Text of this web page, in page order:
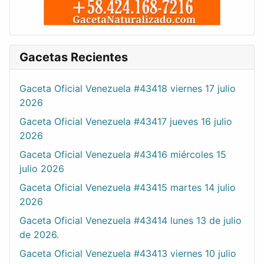
Gacetas Recientes
Gaceta Oficial Venezuela #43418 viernes 17 julio
2026
Gaceta Oficial Venezuela #43417 jueves 16 julio
2026
Gaceta Oficial Venezuela #43416 miércoles 15
julio 2026
Gaceta Oficial Venezuela #43415 martes 14 julio
2026
Gaceta Oficial Venezuela #43414 lunes 13 de julio
de 2026.
Gaceta Oficial Venezuela #43413 viernes 10 julio